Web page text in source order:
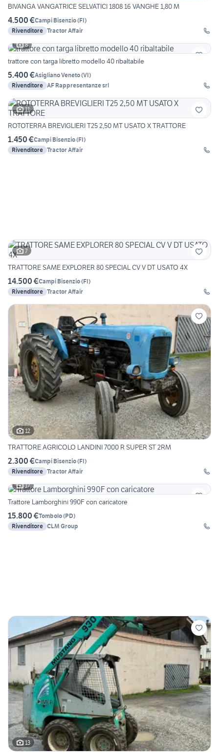
BIVANGA VANGATRICE SELVATICI 1808 16 VANGHE 1,80 M
4.500 €Campi Bisenzio(FI)
Rivenditore Tractor Affair
8
trattore con targa libretto modello 40 ribaltabile
5.400 €Asigliano Veneto(VI)
Rivenditore AF Rappresentanze srl
11
ROTOTERRA BREVIGLIERI T25 2,50 MT USATO X TRATTORE
1.450 €Campi Bisenzio(FI)
Rivenditore Tractor Affair
7
TRATTORE SAME EXPLORER 80 SPECIAL CV V DT USATO 4X
14.500 €Campi Bisenzio(FI)
Rivenditore Tractor Affair
12
TRATTORE AGRICOLO LANDINI 7000 R SUPER ST 2RM
2.300 €Campi Bisenzio(FI)
Rivenditore Tractor Affair
17
Trattore Lamborghini 990F con caricatore
15.800 €Tombolo(PD)
Rivenditore CLM Group
13